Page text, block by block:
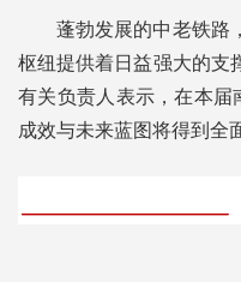
蓬勃发展的中老铁路
枢纽提供着日益强大的支
有关负责人表示，在本届
成效与未来蓝图将得到全